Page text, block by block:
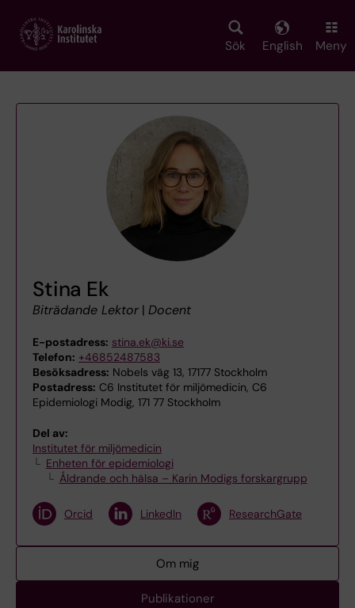
main
Sök English Meny
Stina Ek
Biträdande Lektor | Docent
E-postadress: stina.ek@ki.se
Telefon: +46852487583
Besöksadress: Nobels väg 13, 17177 Stockholm
Postadress: C6 Institutet för miljömedicin, C6
Epidemiologi Modig, 171 77 Stockholm
Del av:
Institutet för miljömedicin
Enheten för epidemiologi
Åldrande och hälsa – Karin Modigs forskargrupp
Orcid LinkedIn ResearchGate
Om mig
Publikationer